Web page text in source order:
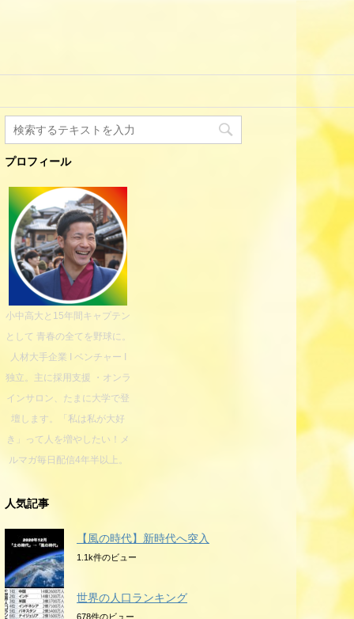
プロフィール
小中高大と15年間キャプテン
として 青春の全てを野球に。
人材大手企業 I ベンチャー I
独立。主に採用支援 ・オンラ
インサロン、たまに大学で登
壇します。「私は私が大好
き」って人を増やしたい！メ
ルマガ毎日配信4年半以上。
人気記事
【風の時代】新時代へ突入
1.1k件のビュー
世界の人口ランキング
678件のビュー